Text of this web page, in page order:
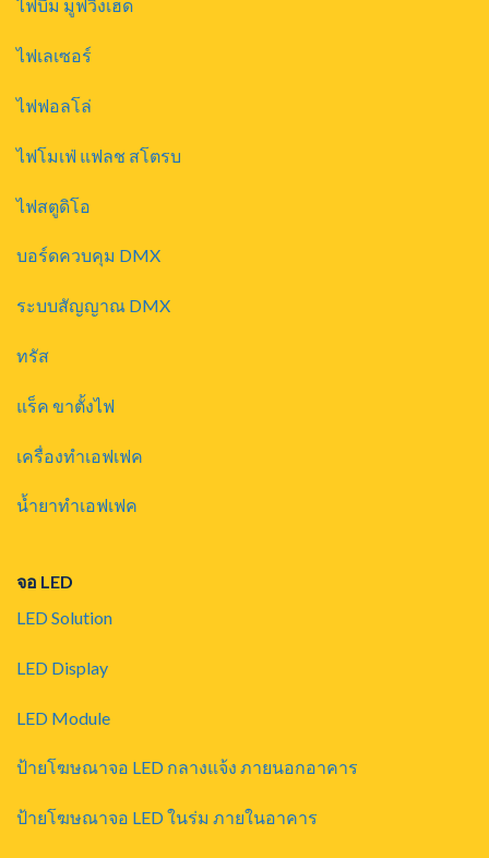
ไฟบีม มูฟวิ่งเฮด
ไฟเลเซอร์
ไฟฟอลโล่
ไฟโมเฟ่ แฟลช สโตรบ
ไฟสตูดิโอ
บอร์ดควบคุม DMX
ระบบสัญญาณ DMX
ทรัส
แร็ค ขาตั้งไฟ
เครื่องทำเอฟเฟค
น้ำยาทำเอฟเฟค
จอ LED
LED Solution
LED Display
LED Module
ป้ายโฆษณาจอ LED กลางแจ้ง ภายนอกอาคาร
ป้ายโฆษณาจอ LED ในร่ม ภายในอาคาร